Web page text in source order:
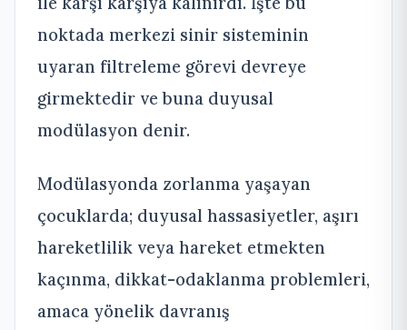
noktada merkezi sinir sisteminin
uyaran filtreleme görevi devreye
girmektedir ve buna duyusal
modülasyon denir.
Modülasyonda zorlanma yaşayan
çocuklarda; duyusal hassasiyetler, aşırı
hareketlilik veya hareket etmekten
kaçınma, dikkat-odaklanma problemleri,
amaca yönelik davranış